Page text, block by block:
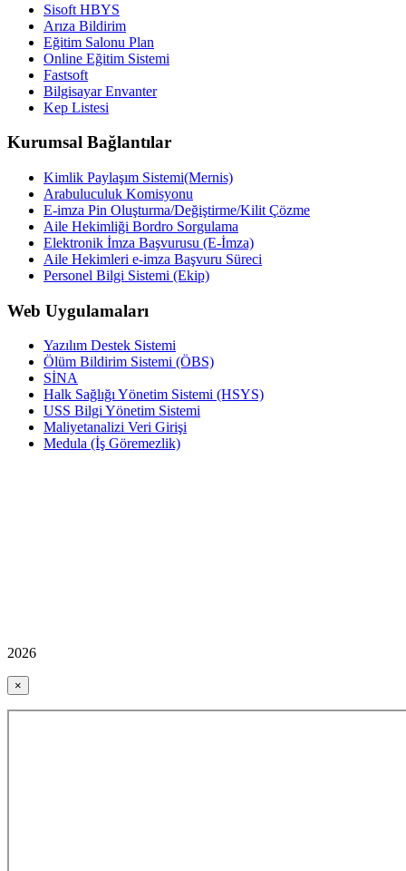
Sisoft HBYS
Arıza Bildirim
Eğitim Salonu Plan
Online Eğitim Sistemi
Fastsoft
Bilgisayar Envanter
Kep Listesi
Kurumsal Bağlantılar
Kimlik Paylaşım Sistemi(Mernis)
Arabuluculuk Komisyonu
E-imza Pin Oluşturma/Değiştirme/Kilit Çözme
Aile Hekimliği Bordro Sorgulama
Elektronik İmza Başvurusu (E-İmza)
Aile Hekimleri e-imza Başvuru Süreci
Personel Bilgi Sistemi (Ekip)
Web Uygulamaları
Yazılım Destek Sistemi
Ölüm Bildirim Sistemi (ÖBS)
SİNA
Halk Sağlığı Yönetim Sistemi (HSYS)
USS Bilgi Yönetim Sistemi
Maliyetanalizi Veri Girişi
Medula (İş Göremezlik)
2026
×